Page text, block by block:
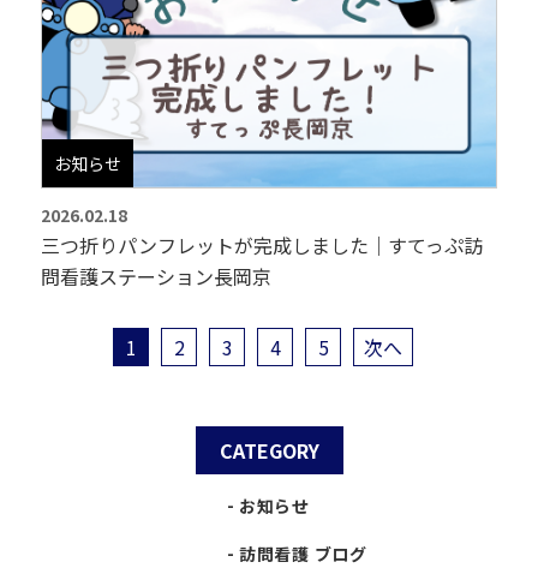
お知らせ
2026.02.18
三つ折りパンフレットが完成しました｜すてっぷ訪
問看護ステーション長岡京
1 2 3 4 5 次へ
CATEGORY
お知らせ
訪問看護 ブログ